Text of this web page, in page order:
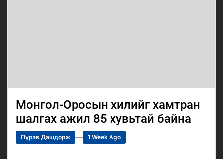
Монгол-Оросын хилийг хамтран
шалгах ажил 85 хувьтай байна
Пүрэв Дашдорж 1 Week Ago